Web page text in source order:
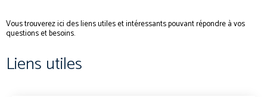
Vous trouverez ici des liens utiles et intéressants pouvant répondre à vos
questions et besoins.
Liens utiles